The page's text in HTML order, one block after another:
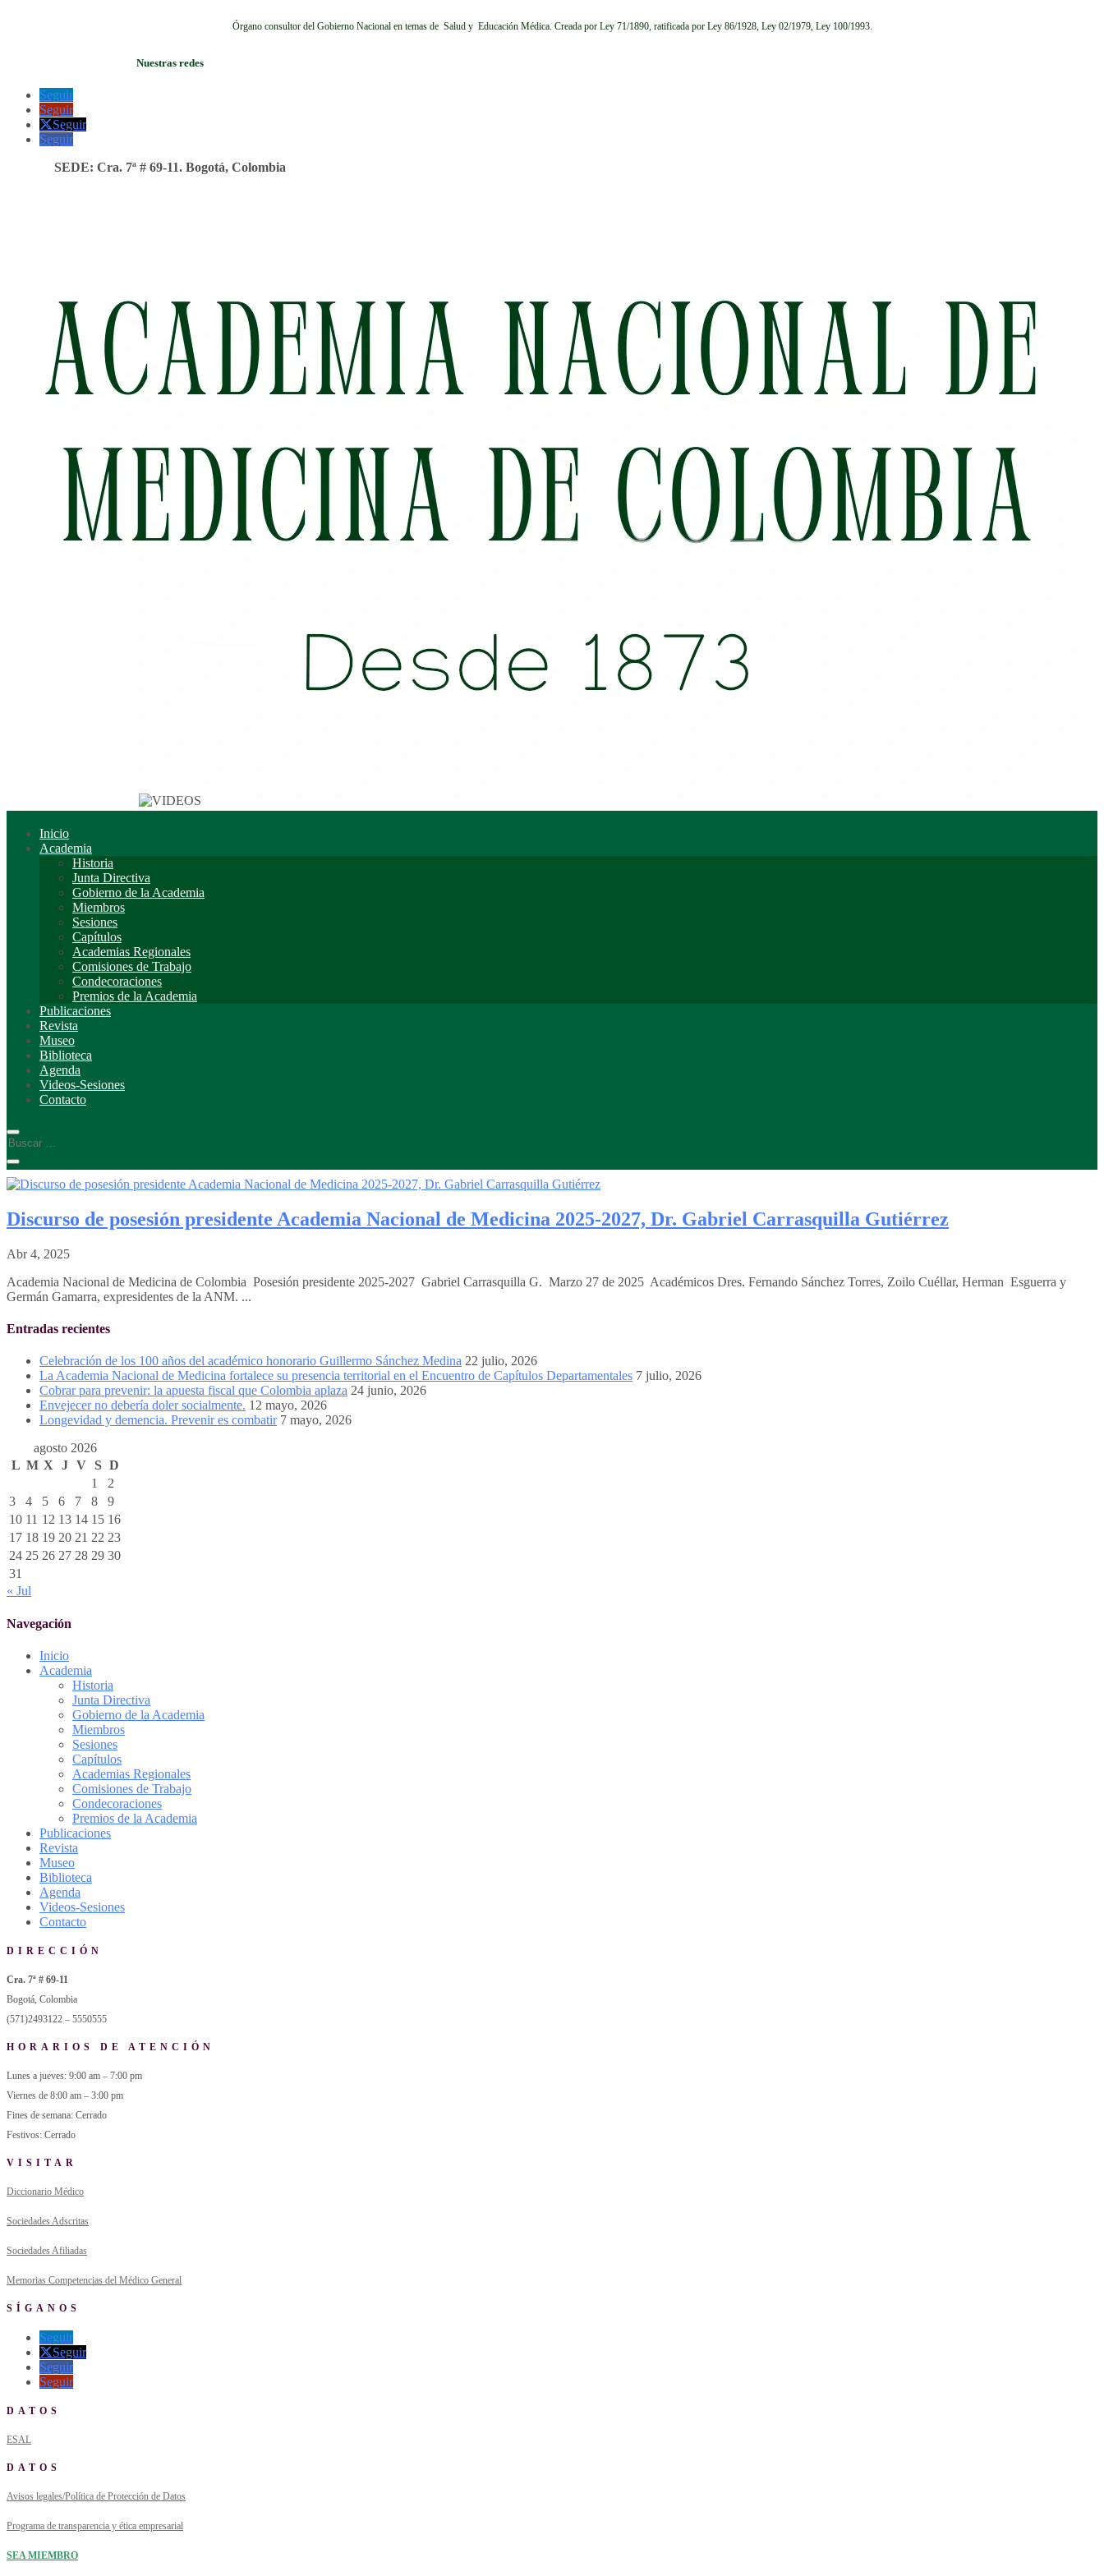
Órgano consultor del Gobierno Nacional en temas de Salud y Educación Médica. Creada por Ley 71/1890, ratificada por Ley 86/1928, Ley 02/1979, Ley 100/1993.
Nuestras redes
Seguir
Seguir
Seguir
Seguir
SEDE: Cra. 7ª # 69-11. Bogotá, Colombia
Inicio
Academia
Historia
Junta Directiva
Gobierno de la Academia
Miembros
Sesiones
Capítulos
Academias Regionales
Comisiones de Trabajo
Condecoraciones
Premios de la Academia
Publicaciones
Revista
Museo
Biblioteca
Agenda
Videos-Sesiones
Contacto
Discurso de posesión presidente Academia Nacional de Medicina 2025-2027, Dr. Gabriel Carrasquilla Gutiérrez
Abr 4, 2025
Academia Nacional de Medicina de Colombia Posesión presidente 2025-2027 Gabriel Carrasquilla G. Marzo 27 de 2025 Académicos Dres. Fernando Sánchez Torres, Zoilo Cuéllar, Herman Esguerra y
Germán Gamarra, expresidentes de la ANM. ...
Entradas recientes
Celebración de los 100 años del académico honorario Guillermo Sánchez Medina 22 julio, 2026
La Academia Nacional de Medicina fortalece su presencia territorial en el Encuentro de Capítulos Departamentales 7 julio, 2026
Cobrar para prevenir: la apuesta fiscal que Colombia aplaza 24 junio, 2026
Envejecer no debería doler socialmente. 12 mayo, 2026
Longevidad y demencia. Prevenir es combatir 7 mayo, 2026
agosto 2026
L M X J V S D
1
2
3
4 5 6 7 8
9
10 11 12 13 14 15 16
17 18 19 20 21 22 23
24 25 26 27 28 29 30
31
« Jul
Navegación
Inicio
Academia
Historia
Junta Directiva
Gobierno de la Academia
Miembros
Sesiones
Capítulos
Academias Regionales
Comisiones de Trabajo
Condecoraciones
Premios de la Academia
Publicaciones
Revista
Museo
Biblioteca
Agenda
Videos-Sesiones
Contacto
DIRECCIÓN
Cra. 7ª # 69-11
Bogotá, Colombia
(571)2493122 – 5550555
HORARIOS DE ATENCIÓN
Lunes a jueves: 9:00 am – 7:00 pm
Viernes de 8:00 am – 3:00 pm
Fines de semana: Cerrado
Festivos: Cerrado
VISITAR
Diccionario Médico
Sociedades Adscritas
Sociedades Afiliadas
Memorias Competencias del Médico General
SÍGANOS
Seguir
Seguir
Seguir
Seguir
DATOS
ESAL
DATOS
Avisos legales/Política de Protección de Datos
Programa de transparencia y ética empresarial
SEA MIEMBRO